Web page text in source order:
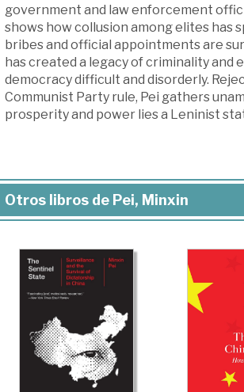
government and law enforcement
shows how collusion among elites has
bribes and official appointments are
has created a legacy of criminality
democracy difficult and disorderly.
Communist Party rule, Pei gathers
prosperity and power lies a Leninist
Otros libros de Pei, Minxin